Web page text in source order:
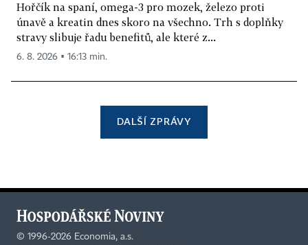
Hořčík na spaní, omega-3 pro mozek, železo proti
únavě a kreatin dnes skoro na všechno. Trh s doplňky
stravy slibuje řadu benefitů, ale které z...
6. 8. 2026 ▪ 16:13 min.
DALŠÍ ZPRÁVY
© 1996-2026 Economia, a.s.